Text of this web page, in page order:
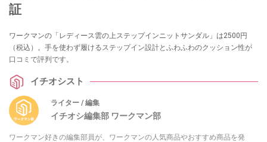
証
ワークマンの「レディース雲の上ステップインニットサンダル」は2500円
（税込）。手を使わず履けるステップイン設計とふわふわのクッション性が
口コミで評判です。
イチオシスト
ライター / 編集
イチオシ編集部 ワークマン部
ワークマン好きの編集部員が、ワークマンの人気商品やおすすめ商品を発